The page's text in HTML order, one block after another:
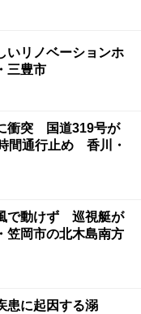
いリノベーションホ
三豊市
衝突 国道319号が
間通行止め 香川・
で動けず 巡視艇が
岡市の北木島南方
患に起因する溺